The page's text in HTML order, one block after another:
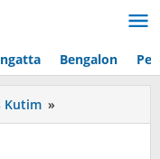
Bengalon
Kutim »
Keamanan